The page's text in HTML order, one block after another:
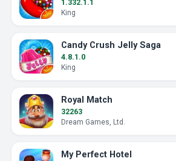
1.332.1.1
King
Candy Crush Jelly Saga
4.8.1.0
King
Royal Match
32263
Dream Games, Ltd.
My Perfect Hotel